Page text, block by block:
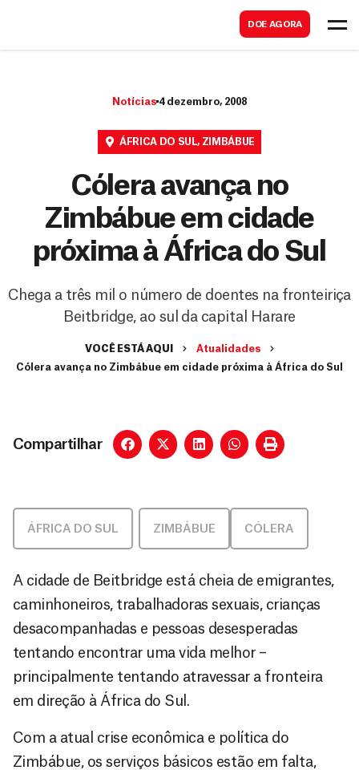
DOE AGORA
Notícias 4 dezembro, 2008
ÁFRICA DO SUL, ZIMBÁBUE
Cólera avança no
Zimbábue em cidade
próxima à África do Sul
Chega a três mil o número de doentes na fronteiriça
Beitbridge, ao sul da capital Harare
VOCÊ ESTÁ AQUI
Atualidades
Cólera avança no Zimbábue em cidade próxima à África do Sul
Compartilhar
ÁFRICA DO SUL ZIMBÁBUE CÓLERA
A cidade de Beitbridge está cheia de emigrantes,
caminhoneiros, trabalhadoras sexuais, crianças
desacompanhadas e pessoas desesperadas
tentando encontrar uma vida melhor –
principalmente tentando atravessar a fronteira
em direção à África do Sul.
Com a atual crise econômica e política do
Zimbábue, os serviços básicos estão em falta,
a
r